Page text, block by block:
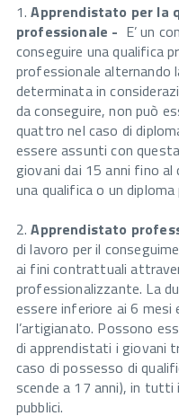
1.Apprendistato per la
professionale - E’ un
conseguire una qualifica
professionale alternando
determinata in
da conseguire, non può
quattro nel caso di
essere assunti con
giovani dai 15 anni fino
una qualifica o un
2.Apprendistato
di lavoro per il
ai fini contrattuali
professionalizzante. La
essere inferiore ai 6 mesi
l’artigianato. Possono
di apprendistati i giovani
caso di possesso di
scende a 17 anni), in
pubblici.